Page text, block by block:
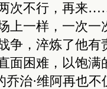
不行，再来……
上一样，一次一
争，淬炼了他有
面困难，以饱满
乔治·维阿再也